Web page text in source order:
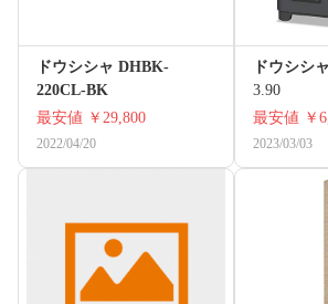
ドウシシャ DHBK-
220CL-BK
最安値 ￥29,800
2022/04/20
ドウシシ
3.90
最安値 ￥
2023/03/03